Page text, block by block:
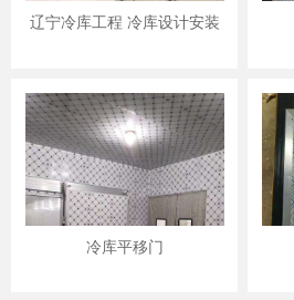
辽宁冷库工程 冷库设计安装
冷库平移门